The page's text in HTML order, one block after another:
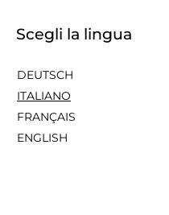
Scegli la lingua
DEUTSCH
ITALIANO
FRANÇAIS
ENGLISH